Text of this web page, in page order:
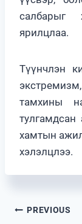
салбарыг
ярилцлаа.
Түүнчлэн
тамхины
тулгамдсан
хамтын
хэлэлцлээ.
Post
PREVIOUS